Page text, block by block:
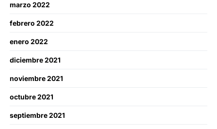
marzo 2022
febrero 2022
enero 2022
diciembre 2021
noviembre 2021
octubre 2021
septiembre 2021